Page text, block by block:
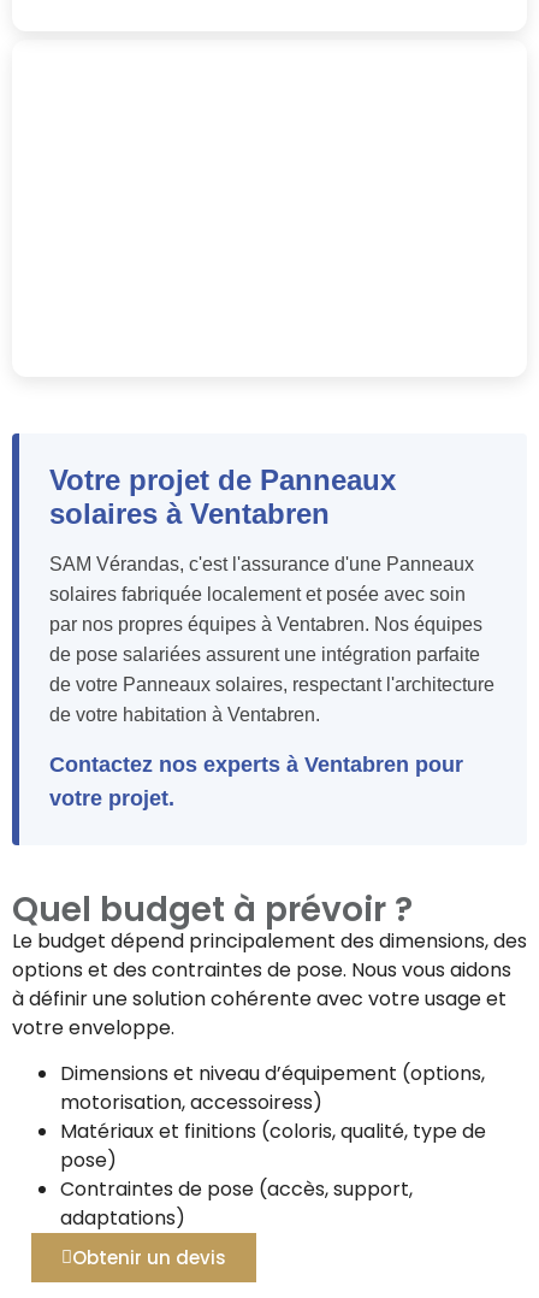
Votre projet de Panneaux
solaires à Ventabren
SAM Vérandas, c'est l'assurance d'une Panneaux
solaires fabriquée localement et posée avec soin
par nos propres équipes à Ventabren. Nos équipes
de pose salariées assurent une intégration parfaite
de votre Panneaux solaires, respectant l'architecture
de votre habitation à Ventabren.
Contactez nos experts à Ventabren pour
votre projet.
Quel budget à prévoir ?
Le budget dépend principalement des dimensions, des
options et des contraintes de pose. Nous vous aidons
à définir une solution cohérente avec votre usage et
votre enveloppe.
Dimensions et niveau d’équipement (options,
motorisation, accessoiress)
Matériaux et finitions (coloris, qualité, type de
pose)
Contraintes de pose (accès, support,
adaptations)
Obtenir un devis